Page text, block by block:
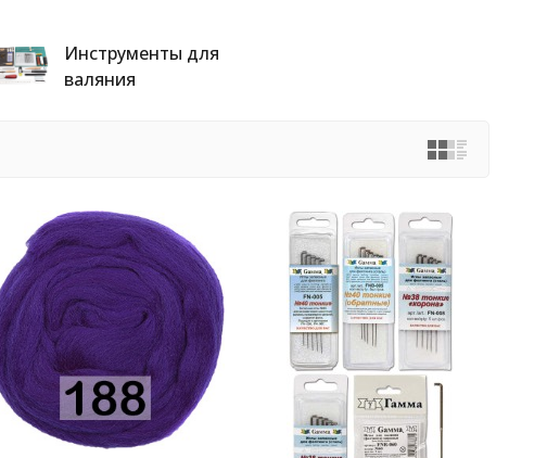
Инструменты для
валяния